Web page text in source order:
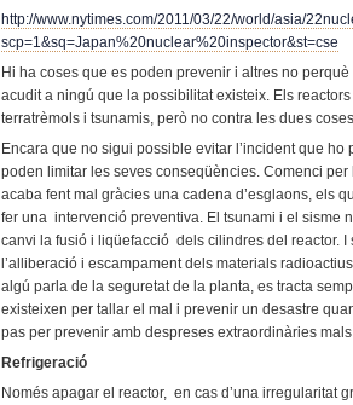
http://www.nytimes.com/2011/03/22/world/asia/
scp=1&sq=Japan%20nuclear%20inspector&st=cse
Hi ha coses que es poden prevenir i altres no
acudit a ningú que la possibilitat existeix. Els
terratrèmols i tsunamis, però no contra les dues
Encara que no sigui possible evitar l’incident que ho
poden limitar les seves conseqüències. Comenci
acaba fent mal gràcies una cadena d’esglaons, els
fer una intervenció preventiva. El tsunami i el sisme
canvi la fusió i liqüefacció dels cilindres del reactor. I
l’alliberació i escampament dels materials
algú parla de la seguretat de la planta, es tracta
existeixen per tallar el mal i prevenir un desastre
pas per prevenir amb despreses extraordinàries
Refrigeració
Només apagar el reactor, en cas d’una irregularitat